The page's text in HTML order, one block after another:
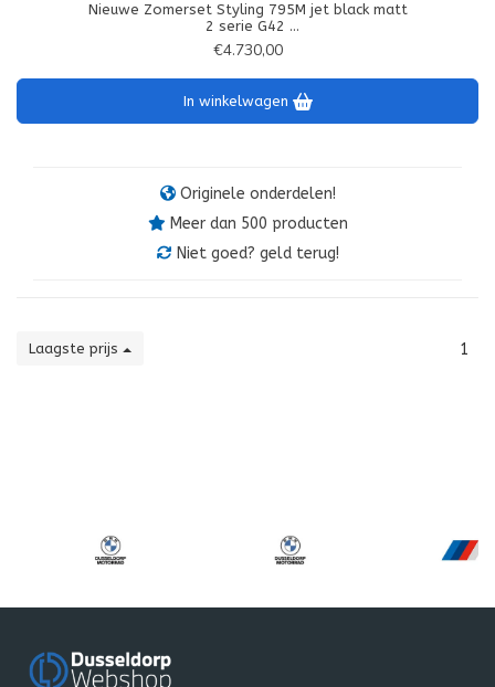
Nieuwe Zomerset Styling 795M jet black matt
2 serie G42
3 Serie G20
4 Serie G22
€4.730,00
In winkelwagen
Originele onderdelen!
Meer dan 500 producten
Niet goed? geld terug!
Laagste prijs 1